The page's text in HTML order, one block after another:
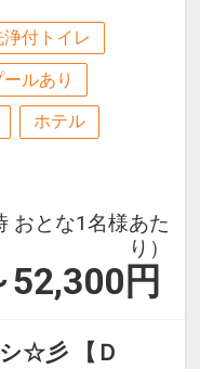
浄付トイレ
ルあり
ホテル
おとな1名様あた
り）
52,300 円
☆彡 【Ｄ